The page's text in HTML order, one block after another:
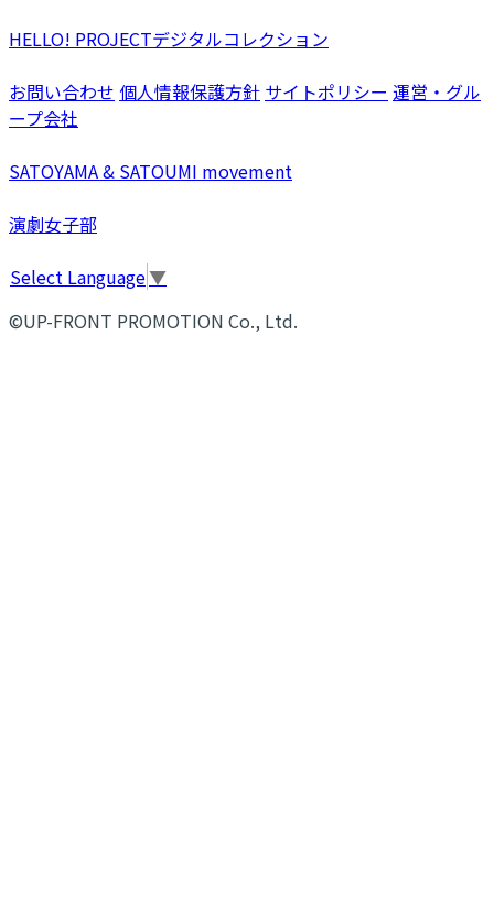
HELLO! PROJECTデジタルコレクション
お問い合わせ 個人情報保護方針 サイトポリシー 運営・グル
ープ会社
SATOYAMA & SATOUMI movement
演劇女子部
Select Language▼
©UP-FRONT PROMOTION Co., Ltd.